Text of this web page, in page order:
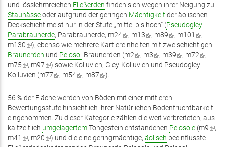
extern)extern)
und lösslehmreichen Fließerden finden sich wegen ihrer Neigung zu
Staunässeoder aufgrund der geringen Mächtigkeit der äolischen
Deckschicht meist nur in der Stufe „mittel bis hoch“ (Pseudogley-
Parabraunerde, Parabraunerde, m24(Link
ist
extern)
, m13(Link
ist
extern)
, m89(Link
ist
extern)
, m101 (Link
ist
extern)
,
m130(Link
ist
extern)
), ebenso wie mehrere Kartiereinheiten mit zweischichtigen
Braunerden und Pelosol-Braunerden (m2(Link
ist
, m3(Link
ist
, m39(Link
ist
, m72(Link
ist
,
m75(Link
ist
, m97(Link
ist
) sowie Kolluvien, Gley-Kolluvien und Pseudogley-
Kolluvien (m77(Link
extern)
, m54(Link
extern)
, m87(Link
extern)
).
56 % der Fläche werden von Böden mit einer mittleren
Bewertungsstufe hinsichtlich ihrer Natürlichen Bodenfruchtbarkeit
eingenommen. Zu dieser Kategorie zählen die weit verbreiteten, aus
kaltzeitlich umgelagertemTongestein entstandenen Pelosole (m9(Link
,
m41 (Link
, m20(Link
) und die eine geringmächtige, äolisch beeinflusste